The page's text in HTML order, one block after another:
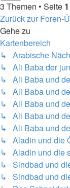
3 Themen • Seite 1
Zurück zur Foren-
Gehe zu
Kartenbereich
↳ Arabische
↳ Ali Baba der
↳ Ali Baba und
↳ Ali Baba und
↳ Ali Baba und
↳ Ali Baba und
↳ Ali Baba und
↳ Aladin und die
↳ Aladin und die
↳ Sindbad und
↳ Sindbad und